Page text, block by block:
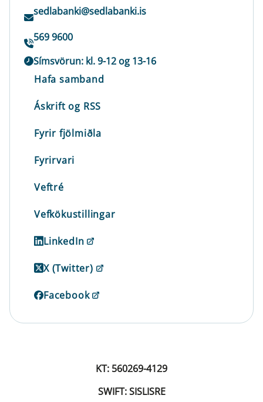
sedlabanki@sedlabanki.is
569 9600
Símsvörun: kl. 9-12 og 13-16
Hafa samband
Áskrift og RSS
Fyrir fjölmiðla
Fyrirvari
Veftré
Vefkökustillingar
LinkedIn
X (Twitter)
Facebook
KT: 560269-4129
SWIFT: SISLISRE